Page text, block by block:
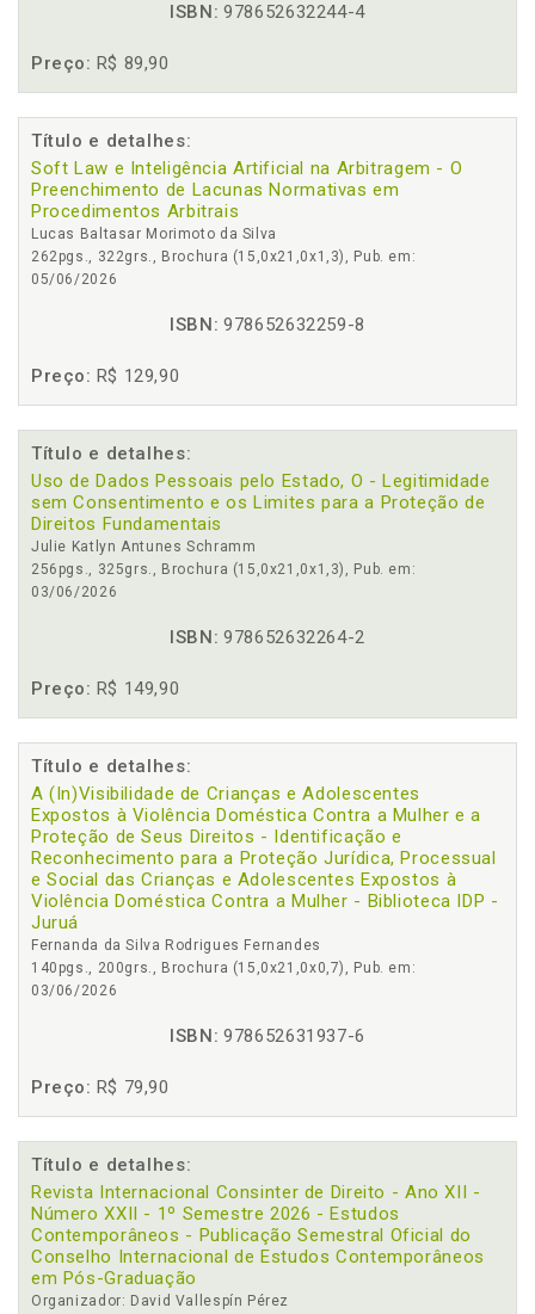
ISBN: 978652632244-4
Preço: R$ 89,90
Título e detalhes:
Soft Law e Inteligência Artificial na Arbitragem - O
Preenchimento de Lacunas Normativas em
Procedimentos Arbitrais
Lucas Baltasar Morimoto da Silva
262pgs., 322grs., Brochura (15,0x21,0x1,3), Pub. em:
05/06/2026
ISBN: 978652632259-8
Preço: R$ 129,90
Título e detalhes:
Uso de Dados Pessoais pelo Estado, O - Legitimidade
sem Consentimento e os Limites para a Proteção de
Direitos Fundamentais
Julie Katlyn Antunes Schramm
256pgs., 325grs., Brochura (15,0x21,0x1,3), Pub. em:
03/06/2026
ISBN: 978652632264-2
Preço: R$ 149,90
Título e detalhes:
A (In)Visibilidade de Crianças e Adolescentes
Expostos à Violência Doméstica Contra a Mulher e a
Proteção de Seus Direitos - Identificação e
Reconhecimento para a Proteção Jurídica, Processual
e Social das Crianças e Adolescentes Expostos à
Violência Doméstica Contra a Mulher - Biblioteca IDP -
Juruá
Fernanda da Silva Rodrigues Fernandes
140pgs., 200grs., Brochura (15,0x21,0x0,7), Pub. em:
03/06/2026
ISBN: 978652631937-6
Preço: R$ 79,90
Título e detalhes:
Revista Internacional Consinter de Direito - Ano XII -
Número XXII - 1º Semestre 2026 - Estudos
Contemporâneos - Publicação Semestral Oficial do
Conselho Internacional de Estudos Contemporâneos
em Pós-Graduação
Organizador: David Vallespín Pérez